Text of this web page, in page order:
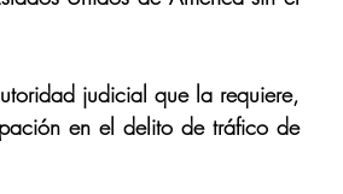
judicial que la requiere,
en el delito de tráfico de